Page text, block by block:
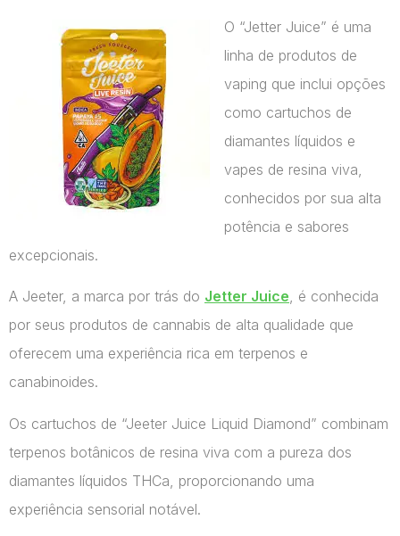
O “Jetter Juice” é uma
linha de produtos de
vaping que inclui opções
como cartuchos de
diamantes líquidos e
vapes de resina viva,
conhecidos por sua alta
potência e sabores
excepcionais.
A Jeeter, a marca por trás do Jetter Juice, é conhecida
por seus produtos de cannabis de alta qualidade que
oferecem uma experiência rica em terpenos e
canabinoides.
Os cartuchos de “Jeeter Juice Liquid Diamond” combinam
terpenos botânicos de resina viva com a pureza dos
diamantes líquidos THCa, proporcionando uma
experiência sensorial notável.